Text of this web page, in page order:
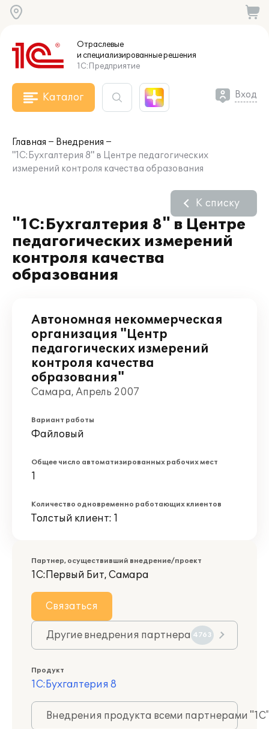
Отраслевые
и специализированныерешения
1С:Предприятие
Каталог Вход
Главная
Внедрения
"1С:Бухгалтерия 8" в Центре педагогических
измерений контроля качества образования
"1С:Бухгалтерия 8" в Центре
педагогических измерений
контроля качества
образования
К списку
Автономная некоммерческая
организация "Центр
педагогических измерений
контроля качества
образования"
Самара, Апрель 2007
Вариант работы
Файловый
Общее число автоматизированных рабочих мест
1
Количество одновременно работающих клиентов
Толстый клиент: 1
Партнер, осуществивший внедрение/проект
1С:Первый Бит, Самара
Связаться
Другие внедрения партнера 4763
Продукт
1С:Бухгалтерия 8
Внедрения продукта всеми партнерами